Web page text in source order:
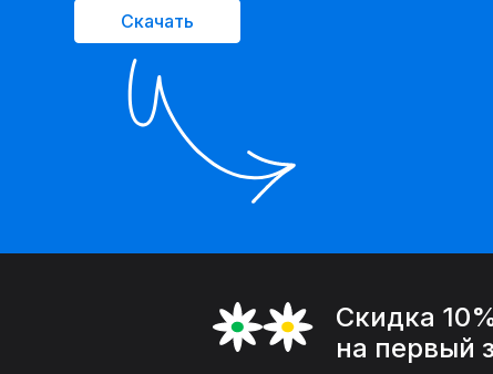
Скачать
Скидка
на первый